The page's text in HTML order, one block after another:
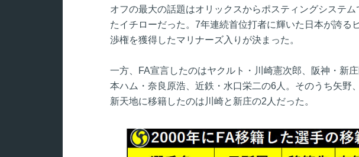
オフの最大の話題はオリックスからポスティングシステ
たイチローだった。7年連続首位打者に輝いた日本が誇る
渉権を獲得したマリナーズ入りが決まった。
一方、FA宣言したのはヤクルト・川崎憲次郎、阪神・新
本ハム・奈良原浩、近鉄・水口栄二の6人。そのうち矢野
新天地に移籍したのは川崎と新庄の2人だった。